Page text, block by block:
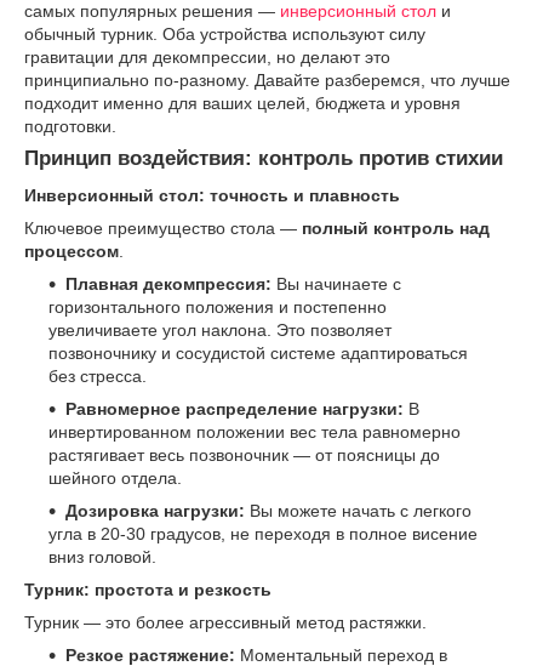
самых популярных решения — инверсионный стол и
обычный турник. Оба устройства используют силу
гравитации для декомпрессии, но делают это
принципиально по-разному. Давайте разберемся, что лучше
подходит именно для ваших целей, бюджета и уровня
подготовки.
Принцип воздействия: контроль против стихии
Инверсионный стол: точность и плавность
Ключевое преимущество стола — полный контроль над
процессом
Плавная декомпрессия: Вы начинаете с
горизонтального положения и постепенно
увеличиваете угол наклона. Это позволяет
позвоночнику и сосудистой системе адаптироваться
без стресса.
Равномерное распределение нагрузки: В
инвертированном положении вес тела равномерно
растягивает весь позвоночник — от поясницы до
шейного отдела.
Дозировка нагрузки: Вы можете начать с легкого
угла в 20-30 градусов, не переходя в полное висение
вниз головой.
Турник: простота и резкость
Турник — это более агрессивный метод растяжки.
Резкое растяжение: Моментальный переход в